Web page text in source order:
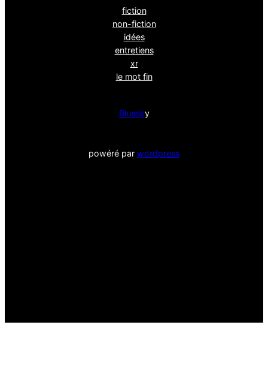
fiction
non-fiction
idées
entretiens
xr
le mot fin
Bluesky
powéré par wordpress